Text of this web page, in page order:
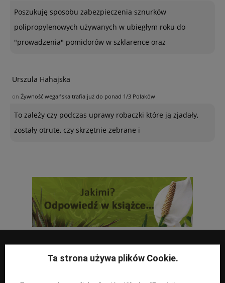
Poszukuję sposobu zabezpieczenia sznurków
polipropylenowych używanych w ubiegłym roku do
"prowadzenia" pomidorów w szklarence oraz
Urszula Hahajska
on Żywność wegańska trafia już do ponad 1/3 Polaków
To zależy czy podczas uprawy robaczki które ją zjadały,
zostały otrute, czy skrzętnie zebrane i
Ta strona używa plików Cookie.